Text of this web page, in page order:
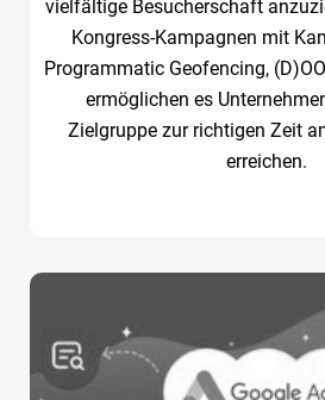
vielfältige Besucherschaft
Kongress-Kampagnen mit
Programmatic Geofencing,
ermöglichen es
Zielgruppe zur richtigen Zeit
erreichen.